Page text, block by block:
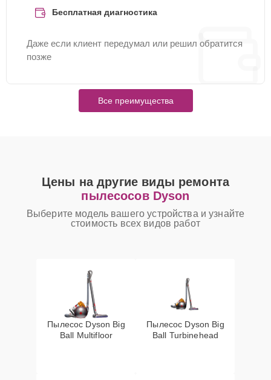
Бесплатная диагностика
Даже если клиент передумал или решил обратится
позже
Все преимущества
Цены на другие виды ремонта
пылесосов Dyson
Выберите модель вашего устройства и узнайте
стоимость всех видов работ
Пылесос Dyson Big
Ball Multifloor
Пылесос Dyson Big
Ball Turbinehead